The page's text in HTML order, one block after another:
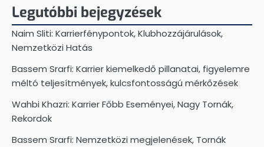
Legutóbbi bejegyzések
Naim Sliti: Karrierfénypontok, Klubhozzájárulások,
Nemzetközi Hatás
Bassem Srarfi: Karrier kiemelkedő pillanatai, figyelemre
méltó teljesítmények, kulcsfontosságú mérkőzések
Wahbi Khazri: Karrier Főbb Eseményei, Nagy Tornák,
Rekordok
Bassem Srarfi: Nemzetközi megjelenések, Tornák